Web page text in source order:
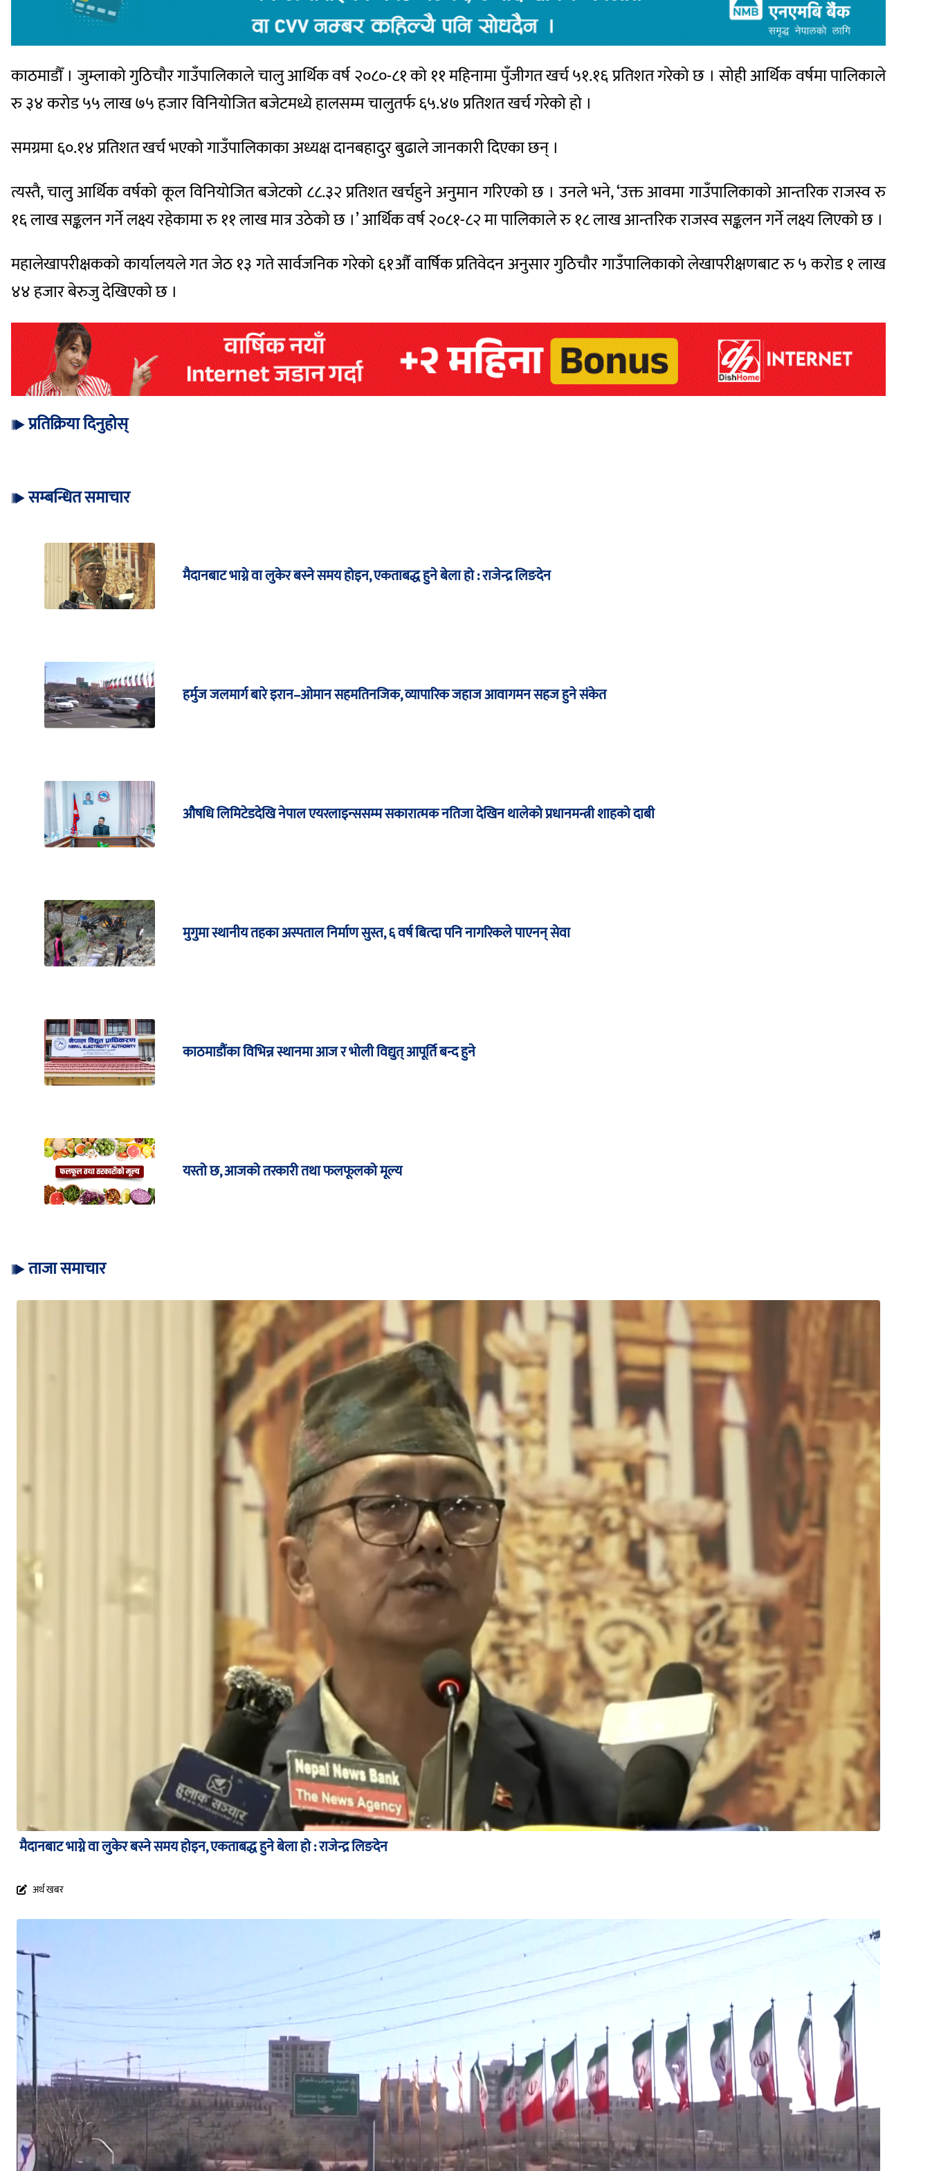
काठमाडौँ । जुम्लाको गुठिचौर गाउँपालिकाले चालु आर्थिक वर्ष २०८०-८१ को ११ महिनामा पुँजीगत खर्च ५१.१६ प्रतिशत गरेको छ । सोही आर्थिक वर्षमा पालिकाले
रु ३४ करोड ५५ लाख ७५ हजार विनियोजित बजेटमध्ये हालसम्म चालुतर्फ ६५.४७ प्रतिशत खर्च गरेको हो ।
समग्रमा ६०.१४ प्रतिशत खर्च भएको गाउँपालिकाका अध्यक्ष दानबहादुर बुढाले जानकारी दिएका छन् ।
त्यस्तै, चालु आर्थिक वर्षको कूल विनियोजित बजेटको ८८.३२ प्रतिशत खर्चहुने अनुमान गरिएको छ । उनले भने, ‘उक्त आवमा गाउँपालिकाको आन्तरिक राजस्व रु
१६ लाख सङ्कलन गर्ने लक्ष्य रहेकामा रु ११ लाख मात्र उठेको छ ।’ आर्थिक वर्ष २०८१-८२ मा पालिकाले रु १८ लाख आन्तरिक राजस्व सङ्कलन गर्ने लक्ष्य लिएको छ ।
महालेखापरीक्षकको कार्यालयले गत जेठ १३ गते सार्वजनिक गरेको ६१औँ वार्षिक प्रतिवेदन अनुसार गुठिचौर गाउँपालिकाको लेखापरीक्षणबाट रु ५ करोड १ लाख
४४ हजार बेरुजु देखिएको छ ।
प्रतिक्रिया दिनुहोस्
सम्बन्धित समाचार
मैदानबाट भाग्ने वा लुकेर बस्ने समय होइन, एकताबद्ध हुने बेला हो : राजेन्द्र लिङदेन
हर्मुज जलमार्ग बारे इरान–ओमान सहमतिनजिक, व्यापारिक जहाज आवागमन सहज हुने संकेत
औषधि लिमिटेडदेखि नेपाल एयरलाइन्ससम्म सकारात्मक नतिजा देखिन थालेको प्रधानमन्त्री शाहको दाबी
मुगुमा स्थानीय तहका अस्पताल निर्माण सुस्त, ६ वर्ष बित्दा पनि नागरिकले पाएनन् सेवा
काठमाडौंका विभिन्न स्थानमा आज र भोली विद्युत् आपूर्ति बन्द हुने
यस्तो छ, आजको तरकारी तथा फलफूलको मूल्य
ताजा समाचार
मैदानबाट भाग्ने वा लुकेर बस्ने समय होइन, एकताबद्ध हुने बेला हो : राजेन्द्र लिङदेन
अर्थ खबर